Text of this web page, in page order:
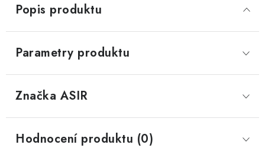
Popis produktu
Parametry produktu
Značka ASIR
Hodnocení produktu (0)